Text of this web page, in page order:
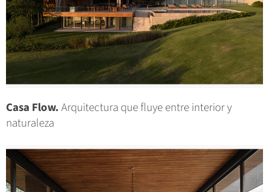
Casa Flow.Arquitectura que fluye entre interior y
naturaleza